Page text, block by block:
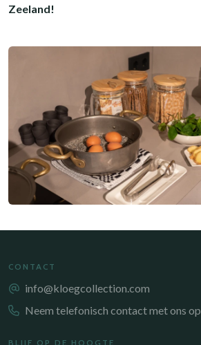
Zeeland!
CONTACT
info@kloegcollection.com
Neem telefonisch contact met ons op
BLIJF OP DE HOOGTE